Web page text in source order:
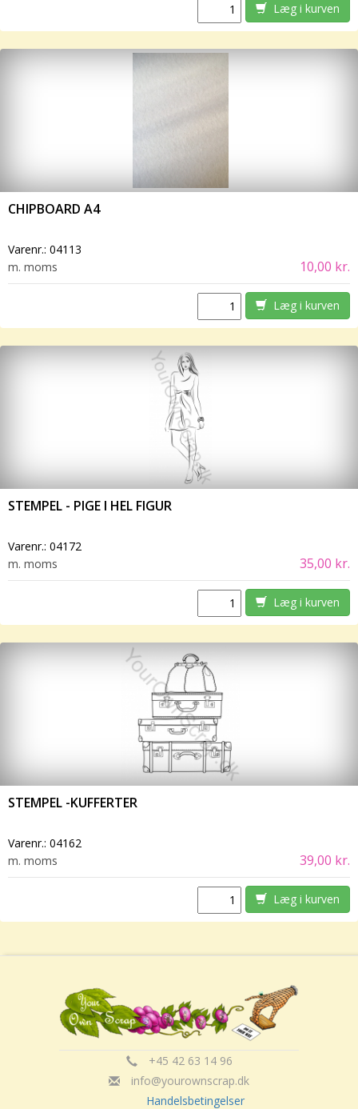
Læg i kurven
CHIPBOARD A4
Varenr.: 04113
m. moms
10,00 kr.
Læg i kurven
STEMPEL - PIGE I HEL FIGUR
Varenr.: 04172
m. moms
35,00 kr.
Læg i kurven
STEMPEL -KUFFERTER
Varenr.: 04162
m. moms
39,00 kr.
Læg i kurven
+45 42 63 14 96
info@yourownscrap.dk
Handelsbetingelser